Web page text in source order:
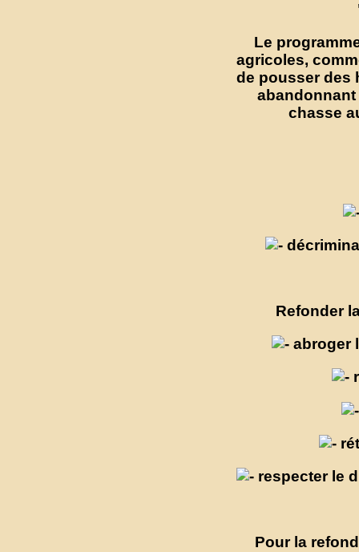
Le
agricoles,
de pousser des
abandonnant
chasse
Refonder
abroger
respecter le
Pour la